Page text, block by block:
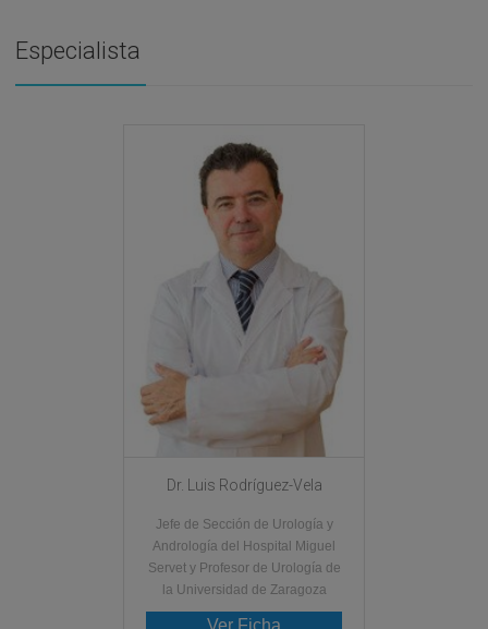
Especialista
Dr. Luis Rodríguez-Vela
Jefe de Sección de Urología y
Andrología del Hospital Miguel
Servet y Profesor de Urología de
la Universidad de Zaragoza